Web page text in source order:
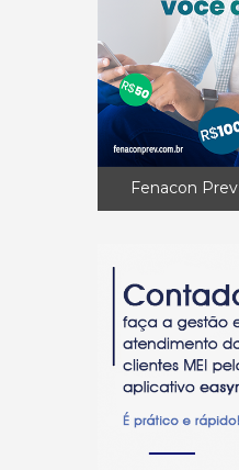
Fenacon Prev